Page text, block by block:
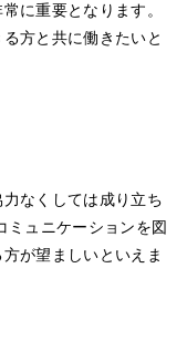
に重要となります。
方と共に働きたいと
なくしては成り立ち
ミュニケーションを図
が望ましいといえま